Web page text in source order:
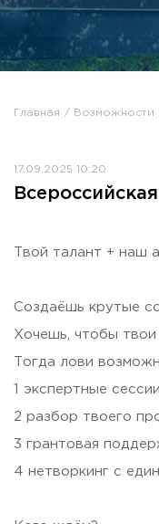
Федеральный
Вакантные
Жилищно-
Визово-
Партнерские
Политика
XXX-я
Главная Возможности
17.09.2025 10:20
Твой талант + наш
Создаёшь крутые
Хочешь, чтобы
Тогда лови
1 экспертные
2 разбор твоего
3 грантовая
4 нетворкинг с